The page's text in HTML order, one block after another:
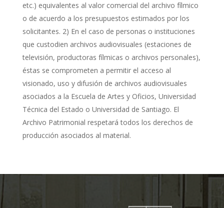
etc.) equivalentes al valor comercial del archivo fílmico
o de acuerdo a los presupuestos estimados por los
solicitantes. 2) En el caso de personas o instituciones
que custodien archivos audiovisuales (estaciones de
televisión, productoras fílmicas o archivos personales),
éstas se comprometen a permitir el acceso al
visionado, uso y difusión de archivos audiovisuales
asociados a la Escuela de Artes y Oficios, Universidad
Técnica del Estado o Universidad de Santiago. El
Archivo Patrimonial respetará todos los derechos de
producción asociados al material.